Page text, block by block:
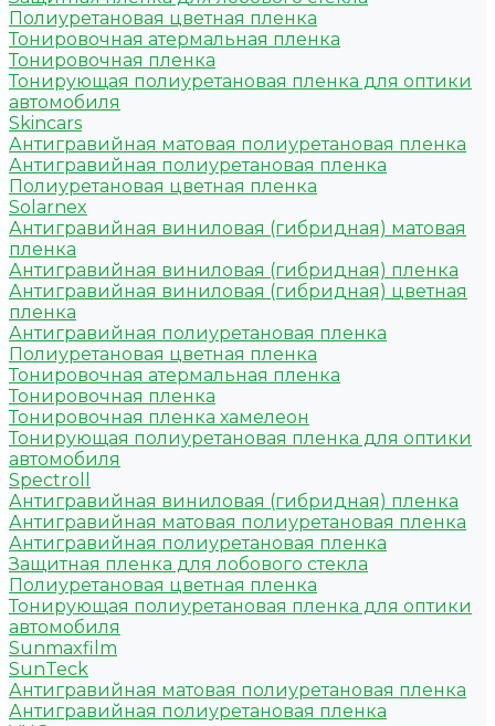
Полиуретановая цветная пленка
Тонировочная атермальная пленка
Тонировочная пленка
Тонирующая полиуретановая пленка для оптики
автомобиля
Skincars
Антигравийная матовая полиуретановая пленка
Антигравийная полиуретановая пленка
Полиуретановая цветная пленка
Solarnex
Антигравийная виниловая (гибридная) матовая
пленка
Антигравийная виниловая (гибридная) пленка
Антигравийная виниловая (гибридная) цветная
пленка
Антигравийная полиуретановая пленка
Полиуретановая цветная пленка
Тонировочная атермальная пленка
Тонировочная пленка
Тонировочная пленка хамелеон
Тонирующая полиуретановая пленка для оптики
автомобиля
Spectroll
Антигравийная виниловая (гибридная) пленка
Антигравийная матовая полиуретановая пленка
Антигравийная полиуретановая пленка
Защитная пленка для лобового стекла
Полиуретановая цветная пленка
Тонирующая полиуретановая пленка для оптики
автомобиля
Sunmaxfilm
SunTeck
Антигравийная матовая полиуретановая пленка
Антигравийная полиуретановая пленка